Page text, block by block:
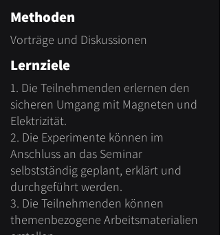
Methoden
Vorträge und Diskussionen
Lernziele
1. Die Teilnehmenden erlernen den
sicheren Umgang mit Magneten und
Elektrizität.
2. Die Experimente können im
Anschluss an das Seminar
selbstständig geplant, erklärt und
durchgeführt werden.
3. Die Teilnehmenden können
themenbezogene Arbeitsmaterialien